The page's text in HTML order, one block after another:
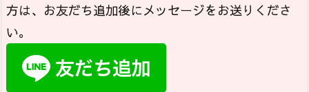
方は、お友だち追加後にメッセージをお送りくださ
い。